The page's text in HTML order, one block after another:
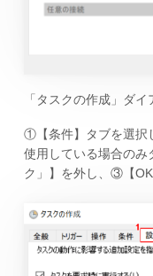
「タスクの作成」ダ
①【条件】タブを選択
使用している場合のみ
ク」】を外し、③【OK